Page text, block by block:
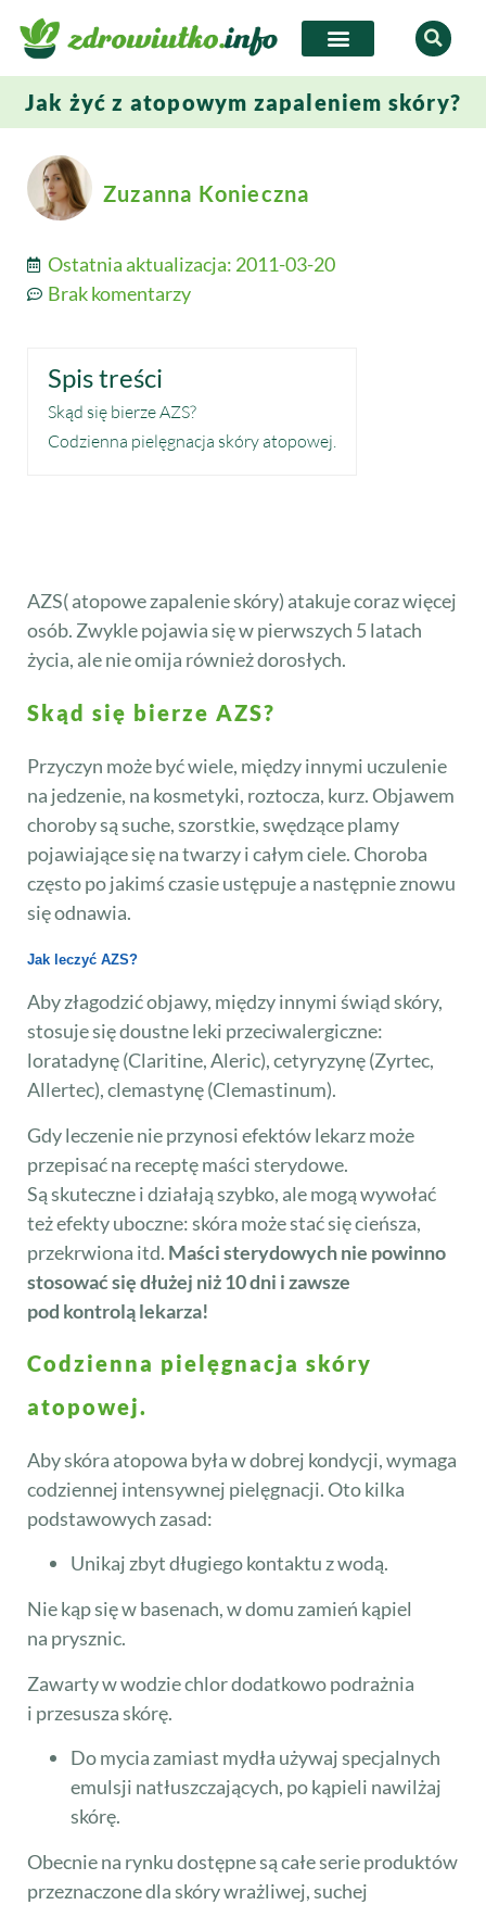
Jak żyć z atopowym zapaleniem skóry?
Zuzanna Konieczna
Ostatnia aktualizacja: 2011-03-20
Brak komentarzy
Spis treści
Skąd się bierze AZS?
Codzienna pielęgnacja skóry atopowej.
AZS( atopowe zapalenie skóry) atakuje coraz więcej
osób. Zwykle pojawia się w pierwszych 5 latach
życia, ale nie omija również dorosłych.
Skąd się bierze AZS?
Przyczyn może być wiele, między innymi uczulenie
na jedzenie, na kosmetyki, roztocza, kurz. Objawem
choroby są suche, szorstkie, swędzące plamy
pojawiające się na twarzy i całym ciele. Choroba
często po jakimś czasie ustępuje a następnie znowu
się odnawia.
Jak leczyć AZS?
Aby złagodzić objawy, między innymi świąd skóry,
stosuje się doustne leki przeciwalergiczne:
loratadynę (Claritine, Aleric), cetyryzynę (Zyrtec,
Allertec), clemastynę (Clemastinum).
Gdy leczenie nie przynosi efektów lekarz może
przepisać na receptę maści sterydowe.
Są skuteczne i działają szybko, ale mogą wywołać
też efekty uboczne: skóra może stać się cieńsza,
przekrwiona itd. Maści sterydowychnie powinno
stosować się dłużej niż 10 dni i zawsze
pod kontrolą lekarza!
Codzienna pielęgnacja skóry
atopowej.
Aby skóra atopowa była w dobrej kondycji, wymaga
codziennej intensywnej pielęgnacji. Oto kilka
podstawowych zasad:
Unikaj zbyt długiego kontaktu z wodą.
Nie kąp się w basenach, w domu zamień kąpiel
na prysznic.
Zawarty w wodzie chlor dodatkowo podrażnia
i przesusza skórę.
Do mycia zamiast mydła używaj specjalnych
emulsji natłuszczających, po kąpieli nawilżaj
skórę.
Obecnie na rynku dostępne są całe serie produktów
przeznaczone dla skóry wrażliwej, suchej